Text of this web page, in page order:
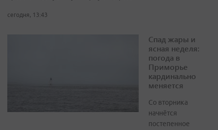
сегодня, 13:43
Спад жары и
ясная неделя:
погода в
Приморье
кардинально
меняется
Со вторника
начнётся
постепенное